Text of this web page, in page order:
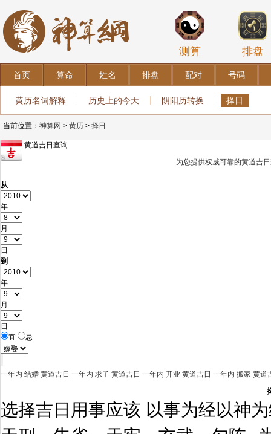
测算 排盘
首页 算命 姓名 排盘 配对 号码
黄历名词解释 历史上的今天 阴阳历转换 择日
当前位置： 神算网 > 黄历 > 择日
黄道吉日查询
为您提供权威可靠的黄道吉
从
年
月
日
到
年
月
日
宜
忌
一年内 结婚 黄道吉日 一年内 求子 黄道吉日 一年内 开业 黄道吉日 一年内 搬家 黄道
选择吉日用事应该 以事为经以神